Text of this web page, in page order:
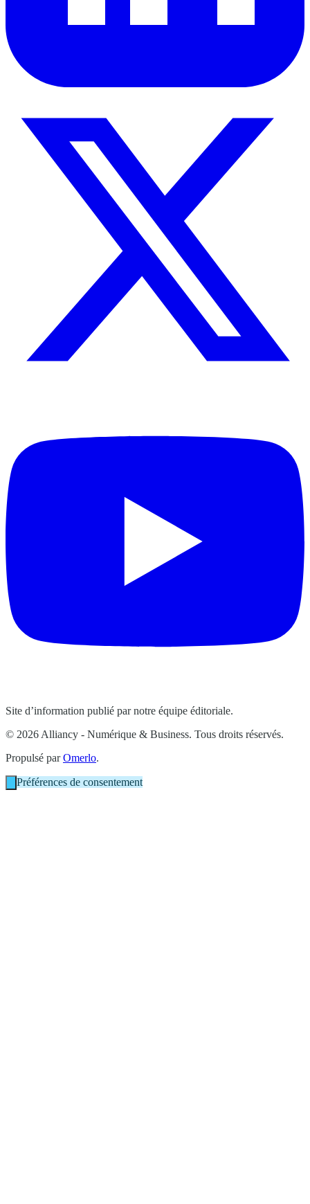
Site d’information publié par notre équipe éditoriale.
© 2026 Alliancy - Numérique & Business. Tous droits réservés.
Propulsé parOmerlo.
Préférences de consentement